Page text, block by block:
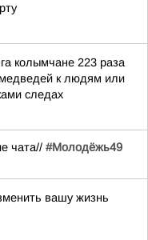
колымчане 223 раза
к людям или
следах
чата// #Молодёжь49
вашу жизнь